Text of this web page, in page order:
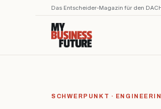
Das Entscheider-Magazin für den
SCHWERPUNKT ·